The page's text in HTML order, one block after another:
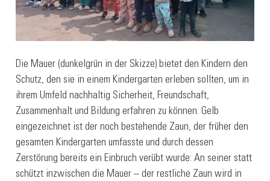
Die Mauer (dunkelgrün in der Skizze) bietet den Kindern den
Schutz, den sie in einem Kindergarten erleben sollten, um in
ihrem Umfeld nachhaltig Sicherheit, Freundschaft,
Zusammenhalt und Bildung erfahren zu können. Gelb
eingezeichnet ist der noch bestehende Zaun, der früher den
gesamten Kindergarten umfasste und durch dessen
Zerstörung bereits ein Einbruch verübt wurde: An seiner statt
schützt inzwischen die Mauer – der restliche Zaun wird in